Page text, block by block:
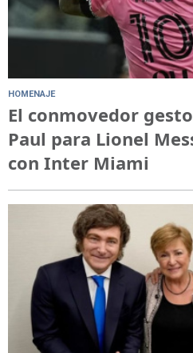
HOMENAJE
El conmovedor
Paul para Lionel
con Inter Miami